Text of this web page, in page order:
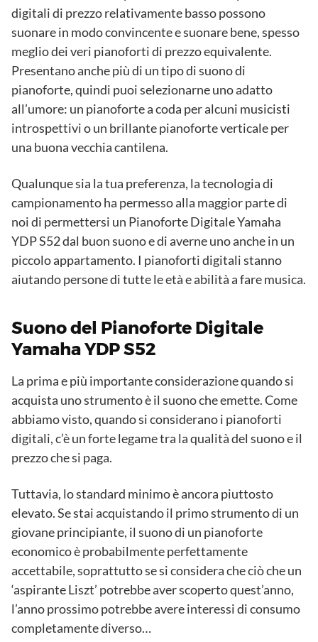
digitali di prezzo relativamente basso possono
suonare in modo convincente e suonare bene, spesso
meglio dei veri pianoforti di prezzo equivalente.
Presentano anche più di un tipo di suono di
pianoforte, quindi puoi selezionarne uno adatto
all’umore: un pianoforte a coda per alcuni musicisti
introspettivi o un brillante pianoforte verticale per
una buona vecchia cantilena.
Qualunque sia la tua preferenza, la tecnologia di
campionamento ha permesso alla maggior parte di
noi di permettersi un Pianoforte Digitale Yamaha
YDP S52 dal buon suono e di averne uno anche in un
piccolo appartamento. I pianoforti digitali stanno
aiutando persone di tutte le età e abilità a fare musica.
Suono del Pianoforte Digitale
Yamaha YDP S52
La prima e più importante considerazione quando si
acquista uno strumento è il suono che emette. Come
abbiamo visto, quando si considerano i pianoforti
digitali, c’è un forte legame tra la qualità del suono e il
prezzo che si paga.
Tuttavia, lo standard minimo è ancora piuttosto
elevato. Se stai acquistando il primo strumento di un
giovane principiante, il suono di un pianoforte
economico è probabilmente perfettamente
accettabile, soprattutto se si considera che ciò che un
‘aspirante Liszt’ potrebbe aver scoperto quest’anno,
l’anno prossimo potrebbe avere interessi di consumo
completamente diverso…